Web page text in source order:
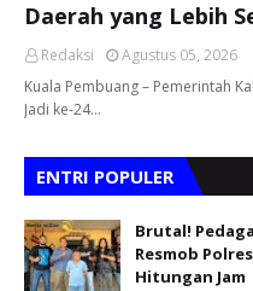
Daerah yang Lebih
Redaksi
Agustus 05, 2026
Kuala Pembuang – Pemerintah
Jadi ke-24…
ENTRI POPULER
Brutal!
Resmob
Hitungan Jam